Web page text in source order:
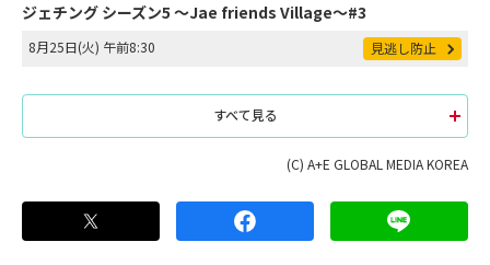
ジェチング シーズン5 ～Jae friends Village～#3
8月25日(火) 午前8:30 見逃し防止
すべて見る
(C) A+E GLOBAL MEDIA KOREA